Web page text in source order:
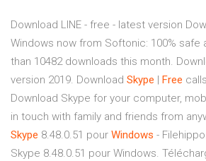
Download LINE - free - latest version
Windows now from Softonic: 100% safe
than 10482 downloads this month.
version 2019. Download Skype Free
Download Skype for your computer,
in touch with family and friends from
Skype 8.48.0.51 pour Windows -
Skype 8.48.0.51 pour Windows.